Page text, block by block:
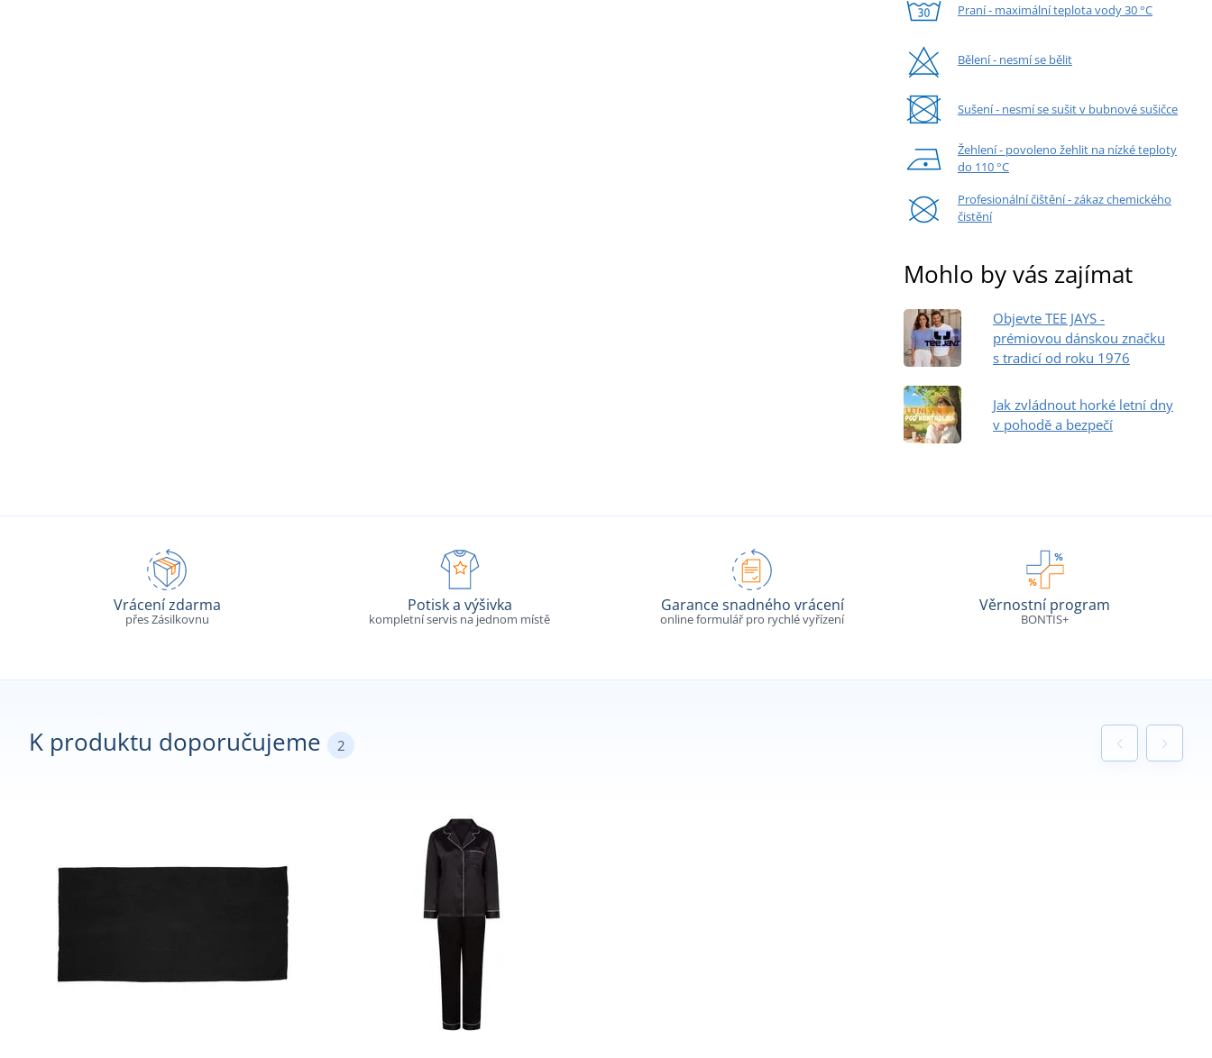
Praní - maximální teplota vody 30 °C
Bělení - nesmí se bělit
Sušení - nesmí se sušit v bubnové sušičce
Žehlení - povoleno žehlit na nízké teploty
do 110 °C
Profesionální čištění - zákaz chemického
čistění
Mohlo by vás zajímat
Objevte TEE JAYS -
prémiovou dánskou značku
s tradicí od roku 1976
Jak zvládnout horké letní dny
v pohodě a bezpečí
Vrácení zdarma
přes Zásilkovnu
Potisk a výšivka
kompletní servis na jednom místě
Garance snadného vrácení
online formulář pro rychlé vyřízení
Věrnostní program
BONTIS+
K produktu doporučujeme 2